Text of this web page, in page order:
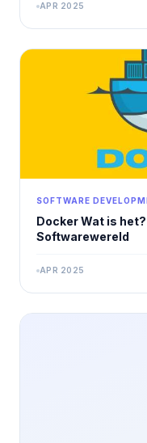
APR 2025
SOFTWARE
Docker Wat is
Softwarewereld
APR 2025